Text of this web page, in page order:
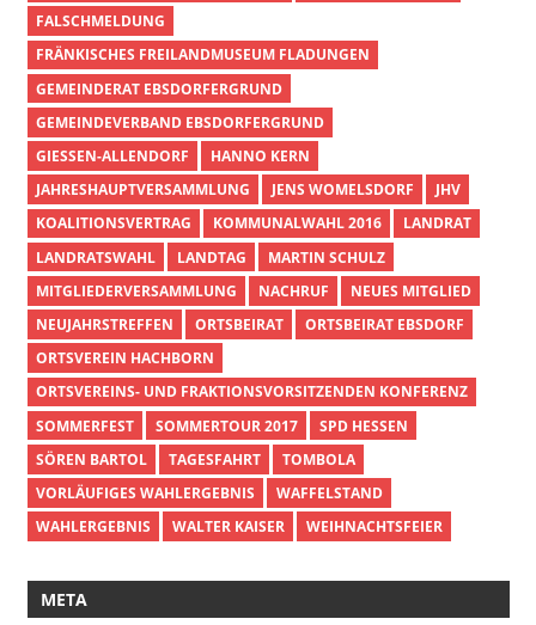
FALSCHMELDUNG
FRÄNKISCHES FREILANDMUSEUM FLADUNGEN
GEMEINDERAT EBSDORFERGRUND
GEMEINDEVERBAND EBSDORFERGRUND
GIESSEN-ALLENDORF
HANNO KERN
JAHRESHAUPTVERSAMMLUNG
JENS WOMELSDORF
JHV
KOALITIONSVERTRAG
KOMMUNALWAHL 2016
LANDRAT
LANDRATSWAHL
LANDTAG
MARTIN SCHULZ
MITGLIEDERVERSAMMLUNG
NACHRUF
NEUES MITGLIED
NEUJAHRSTREFFEN
ORTSBEIRAT
ORTSBEIRAT EBSDORF
ORTSVEREIN HACHBORN
ORTSVEREINS- UND FRAKTIONSVORSITZENDEN KONFERENZ
SOMMERFEST
SOMMERTOUR 2017
SPD HESSEN
SÖREN BARTOL
TAGESFAHRT
TOMBOLA
VORLÄUFIGES WAHLERGEBNIS
WAFFELSTAND
WAHLERGEBNIS
WALTER KAISER WEIHNACHTSFEIER
META